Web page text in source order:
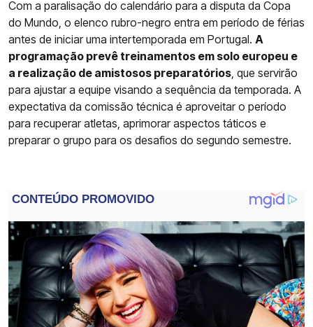
Com a paralisação do calendário para a disputa da Copa
do Mundo, o elenco rubro-negro entra em período de férias
antes de iniciar uma intertemporada em Portugal. A
programação prevê treinamentos em solo europeu e
a realização de amistosos preparatórios , que servirão
para ajustar a equipe visando a sequência da temporada. A
expectativa da comissão técnica é aproveitar o período
para recuperar atletas, aprimorar aspectos táticos e
preparar o grupo para os desafios do segundo semestre.